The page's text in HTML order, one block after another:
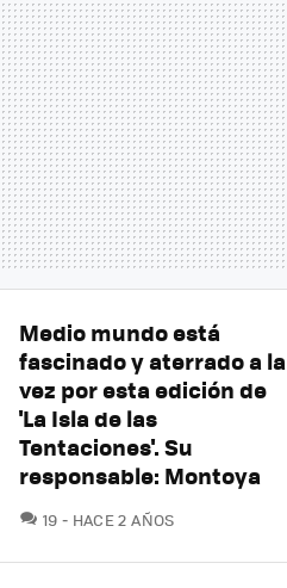
Medio mundo está
fascinado y aterrado a la
vez por esta edición de
'La Isla de las
Tentaciones'. Su
responsable: Montoya
19 COMENTARIOS
HACE 2 AÑOS